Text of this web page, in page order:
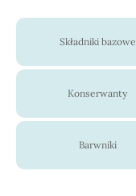
Składniki bazowe
Konserwanty
Barwniki